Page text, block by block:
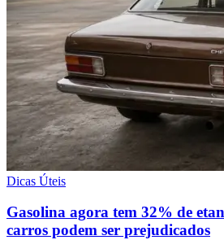
Dicas Úteis
Gasolina agora tem 32% de
carros podem ser prejudicados